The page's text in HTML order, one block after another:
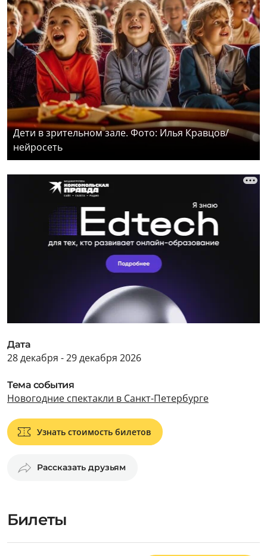
Дети в зрительном зале. Фото: Илья Кравцов/
нейросеть
Дата
28 декабря - 29 декабря 2026
Тема события
Новогодние спектакли в Санкт-Петербурге
Узнать стоимость билетов
Рассказать друзьям
Билеты